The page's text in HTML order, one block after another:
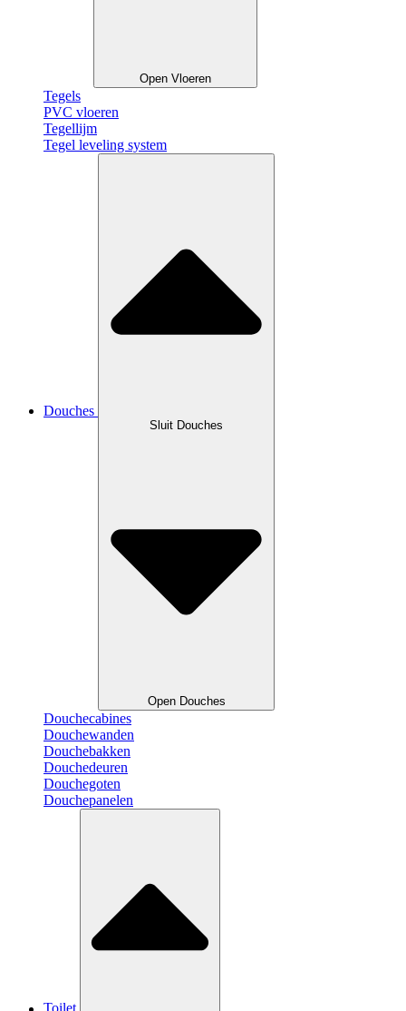
Open Vloeren
Tegels
PVC vloeren
Tegellijm
Tegel leveling system
Douches
Sluit Douches
Open Douches
Douchecabines
Douchewanden
Douchebakken
Douchedeuren
Douchegoten
Douchepanelen